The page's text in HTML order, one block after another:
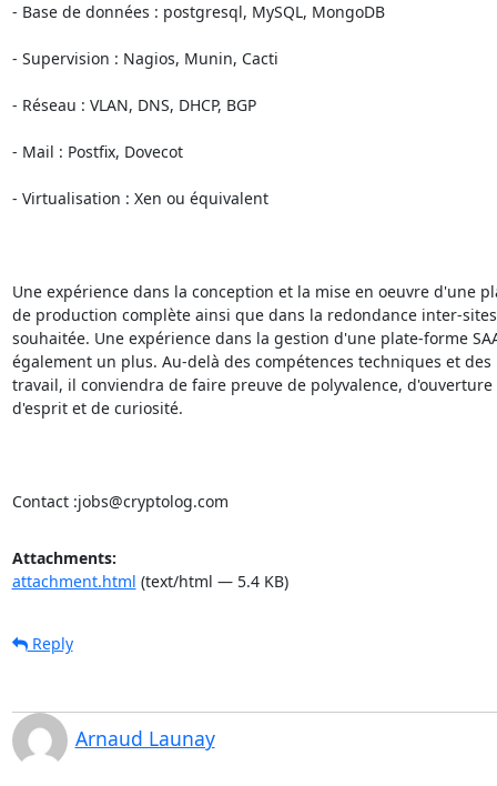
- Base de données : postgresql, MySQL, MongoDB
- Supervision : Nagios, Munin, Cacti
- Réseau : VLAN, DNS, DHCP, BGP
- Mail : Postfix, Dovecot
- Virtualisation : Xen ou équivalent
Une expérience dans la conception et la mise en oeuvre d'une
de production complète ainsi que dans la redondance inter-
souhaitée. Une expérience dans la gestion d'une plate-forme
également un plus. Au-delà des compétences techniques et des
travail, il conviendra de faire preuve de polyvalence, d'ouverture
d'esprit et de curiosité.
Contact :jobs@cryptolog.com
Attachments:
attachment.html (text/html — 5.4 KB)
Reply
Arnaud Launay